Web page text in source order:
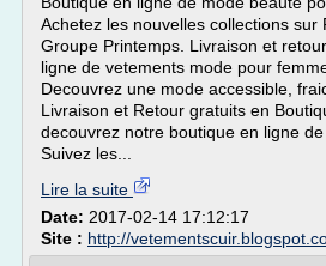
Achetez les nouvelles collections sur
Groupe Printemps. Livraison et
ligne de vetements mode pour
Decouvrez une mode accessible,
Livraison et Retour gratuits en
decouvrez notre boutique en ligne
Suivez les...
Lire la suite
Date: 2017-02-14 17:12:17
Site : http://